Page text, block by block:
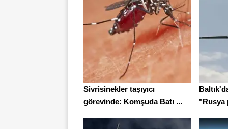
Sivrisinekler taşıyıcı
görevinde: Komşuda Batı ...
"Rusya